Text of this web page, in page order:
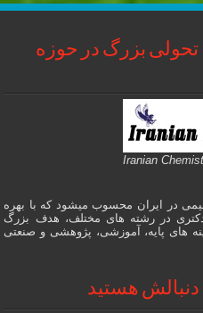
تحولی بزرگ در حوزه
Iranian Chemist
در ایران محسوب میشود که با بهره
در رشته های مختلف، هدف بزرگ
های پایه، آموزشی، پژوهشی و صنعتی
هستید